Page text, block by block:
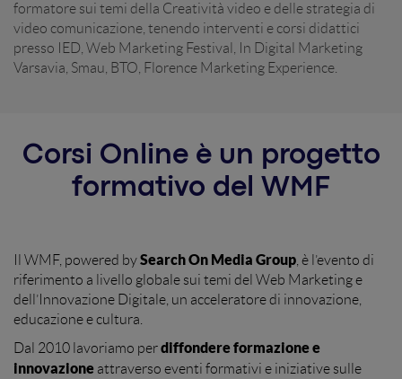
formatore sui temi della Creatività video e delle strategia di
video comunicazione, tenendo interventi e corsi didattici
presso IED, Web Marketing Festival, In Digital Marketing
Varsavia, Smau, BTO, Florence Marketing Experience.
Corsi Online è un progetto
formativo del WMF
Il WMF, powered bySearch On Media Group , è l’evento di
riferimento a livello globale sui temi del Web Marketing e
dell’Innovazione Digitale, un acceleratore di innovazione,
educazione e cultura.
Dal 2010 lavoriamo perdiffondere formazione e
innovazione attraverso eventi formativi e iniziative sulle